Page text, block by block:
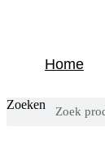
Home
Zoeken